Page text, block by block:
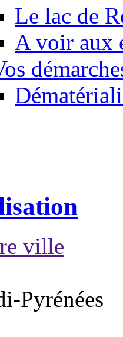
Le lac de
A voir aux
ville
Pyrénées